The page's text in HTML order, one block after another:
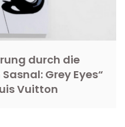
durch die
Grey Eyes“
Vuitton